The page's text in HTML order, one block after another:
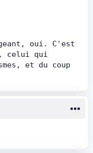
celui qui
et du coup